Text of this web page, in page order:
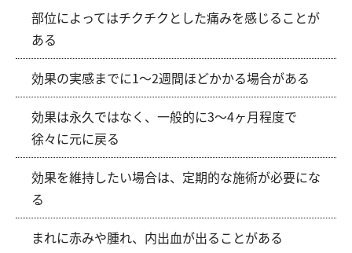
部位によってはチクチクとした痛みを感じることが
ある
効果の実感までに1〜2週間ほどかかる場合がある
効果は永久ではなく、一般的に3〜4ヶ月程度で
徐々に元に戻る
効果を維持したい場合は、定期的な施術が必要にな
る
まれに赤みや腫れ、内出血が出ることがある